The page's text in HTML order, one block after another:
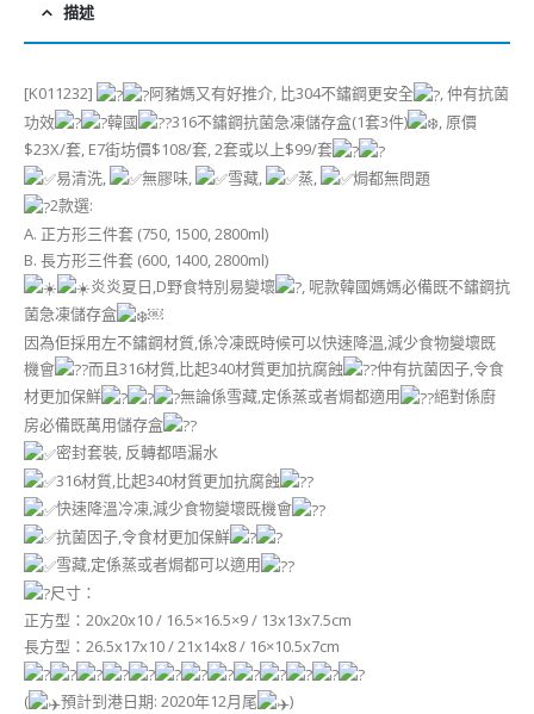
描述
[K011232] 阿豬媽又有好推介, 比304不鏽鋼更安全
, 仲有抗菌
功效
韓國 316不鏽鋼抗菌急凍儲存盒(1套3件)
, 原價
$23X/套, E7街坊價$108/套, 2套或以上$99/套
易清洗,
無膠味, 雪藏, 蒸,
焗都無問題
2款選:
A. 正方形三件套 (750, 1500, 2800ml)
B. 長方形三件套 (600, 1400, 2800ml)
炎炎夏日,D野食特別易變壞
, 呢款韓國媽媽必備既不鏽鋼抗
菌急凍儲存盒
￼
因為佢採用左不鏽鋼材質,係冷凍既時候可以快速降溫,減少食物變壞既
機會
而且316材質,比起340材質更加抗腐蝕
仲有抗菌因子,令食
材更加保鮮
無論係雪藏,定係蒸或者焗都適用
絕對係廚
房必備既萬用儲存盒
密封套裝, 反轉都唔漏水
316材質,比起340材質更加抗腐蝕
快速降溫冷凍,減少食物變壞既機會
抗菌因子,令食材更加保鮮
雪藏,定係蒸或者焗都可以適用
尺寸：
正方型：20x20x10 / 16.5×16.5×9 / 13x13x7.5cm
長方型：26.5x17x10 / 21x14x8 / 16×10.5x7cm
( 預計到港日期: 2020年12月尾
)